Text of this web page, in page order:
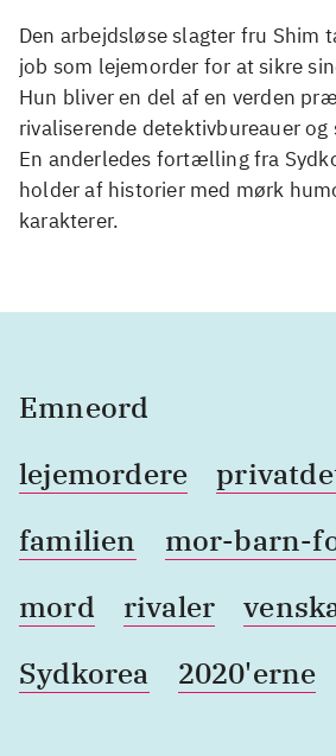
Den arbejdsløse slagter fru Shim
job som lejemorder for at sikre
Hun bliver en del af en verden
rivaliserende detektivbureauer
En anderledes fortælling fra
holder af historier med mørk
karakterer.
Emneord
lejemordere
familien
mor-barn-
mord
rivaler
Sydkorea
2020'erne